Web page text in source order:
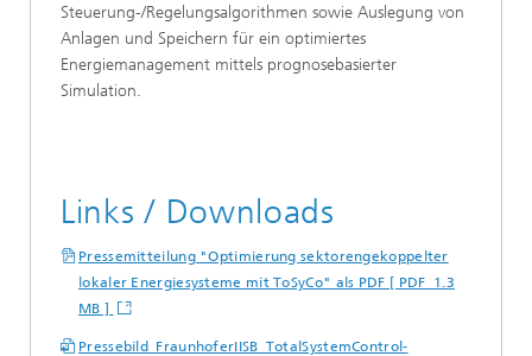
Steuerung-/Regelungsalgorithmen sowie Auslegung von
Anlagen und Speichern für ein optimiertes
Energiemanagement mittels prognosebasierter
Simulation.
Links / Downloads
Pressemitteilung "Optimierung sektorengekoppelter
lokaler Energiesysteme mit ToSyCo" als PDF [ PDF 1.3
MB ]
Pressebild_FraunhoferIISB_TotalSystemControl-